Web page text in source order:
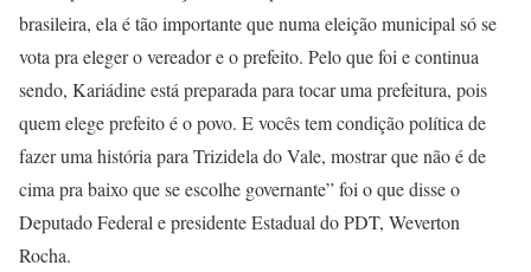
brasileira, ela é tão importante que numa eleição municipal só se
vota pra eleger o vereador e o prefeito. Pelo que foi e continua
sendo, Kariádine está preparada para tocar uma prefeitura, pois
quem elege prefeito é o povo. E vocês tem condição política de
fazer uma história para Trizidela do Vale, mostrar que não é de
cima pra baixo que se escolhe governante” foi o que disse o
Deputado Federal e presidente Estadual do PDT, Weverton
Rocha.